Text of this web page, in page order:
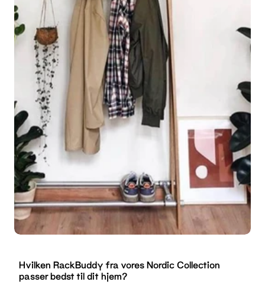
Hvilken RackBuddy fra vores Nordic Collection
passer bedst til dit hjem?